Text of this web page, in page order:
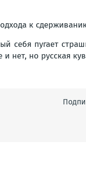
к
себя пугает
нет, но русская